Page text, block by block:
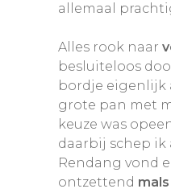
allemaal
Alles rook naar
besluiteloos
bordje eigenlijk
grote pan met
keuze was
daarbij schep
Rendang vond
ontzettend mals